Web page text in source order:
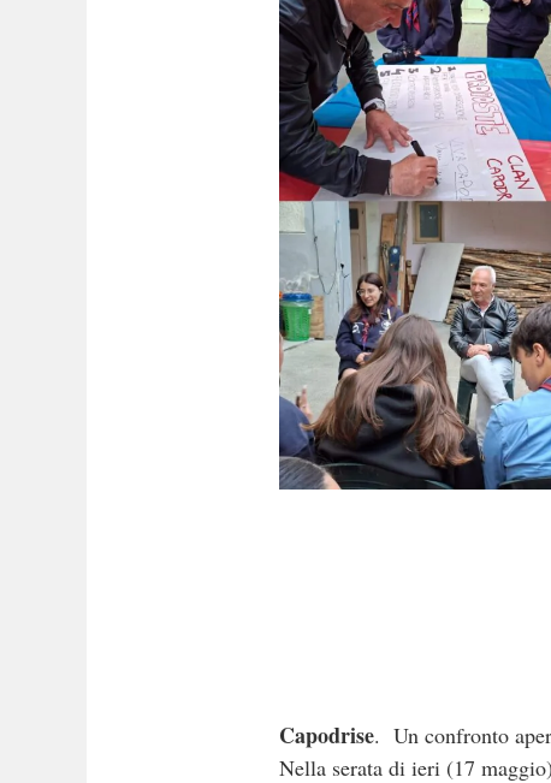
Capodrise. Un confronto
Nella serata di ieri (17